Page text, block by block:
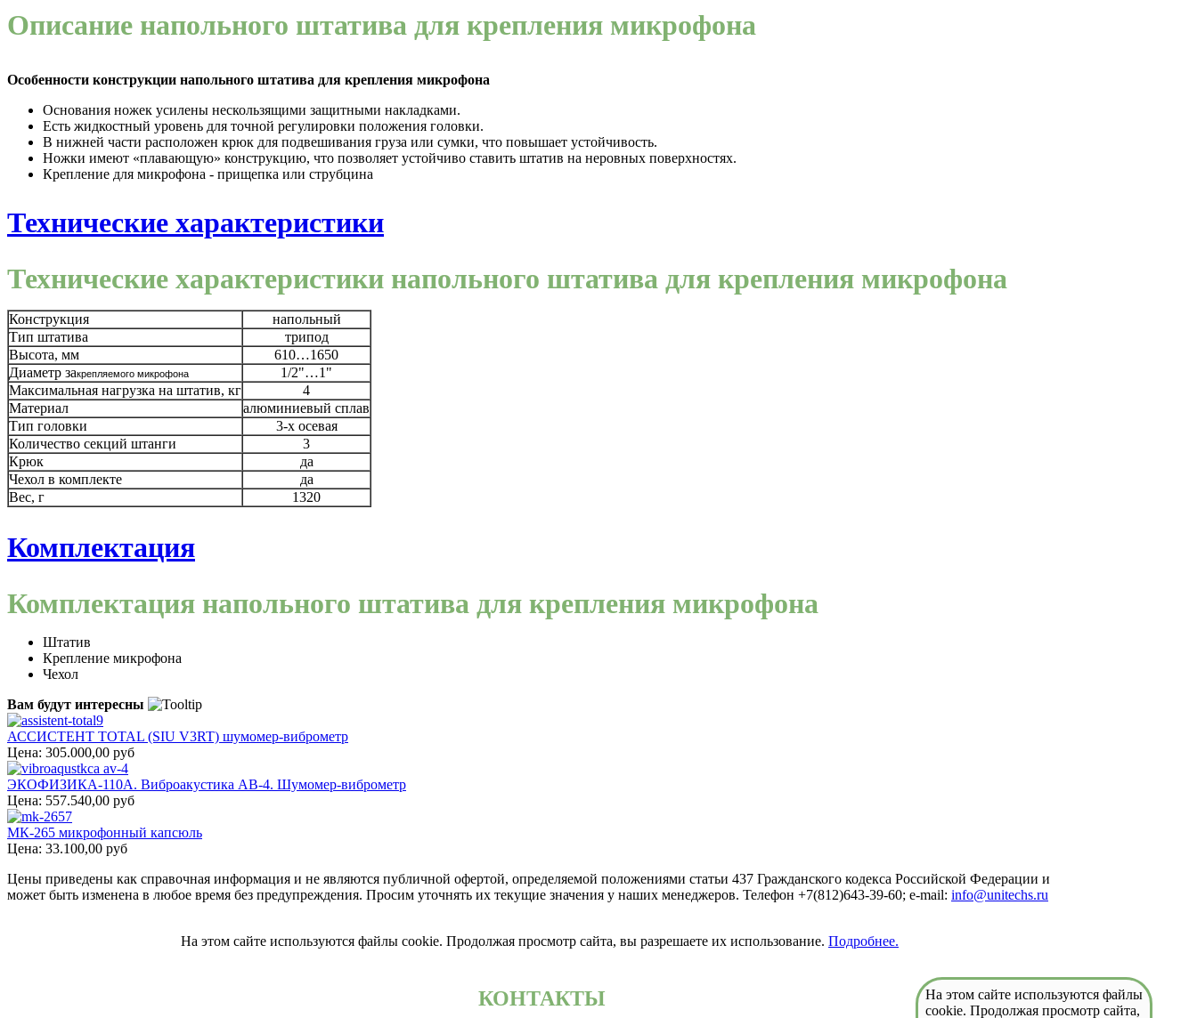
Описание напольного штатива для крепления микрофона
Особенности конструкции напольного штатива для крепления микрофона
Основания ножек усилены нескользящими защитными накладками.
Есть жидкостный уровень для точной регулировки положения головки.
В нижней части расположен крюк для подвешивания груза или сумки, что повышает устойчивость.
Ножки имеют «плавающую» конструкцию, что позволяет устойчиво ставить штатив на неровных поверхностях.
Крепление для микрофона - прищепка или струбцина
Технические характеристики
Технические характеристики напольного штатива для крепления микрофона
Конструкция
напольный
Тип штатива
трипод
Высота, мм
610…1650
Диаметр закрепляемого микрофона
1/2"…1"
Максимальная нагрузка на штатив, кг
4
Материал
алюминиевый сплав
Тип головки
3-х осевая
Количество секций штанги
3
Крюк
да
Чехол в комплекте
да
Вес, г
1320
Комплектация
Комплектация напольного штатива для крепления микрофона
Штатив
Крепление микрофона
Чехол
Вам будут интересны
АССИСТЕНТ TOTAL (SIU V3RT) шумомер-виброметр
Цена: 305.000,00 руб
ЭКОФИЗИКА-110А. Виброакустика АВ-4. Шумомер-виброметр
Цена: 557.540,00 руб
МК-265 микрофонный капсюль
Цена: 33.100,00 руб
Цены приведены как справочная информация и не являются публичной офертой, определяемой положениями статьи 437 Гражданского кодекса Российской Федерации и
может быть изменена в любое время без предупреждения. Просим уточнять их текущие значения у наших менеджеров. Телефон +7(812)643-39-60; e-mail: info@unitechs.ru
На этом сайте используются файлы cookie. Продолжая просмотр сайта, вы разрешаете их использование. Подробнее.
КОНТАКТЫ
На этом сайте используются файлы
cookie. Продолжая просмотр сайта,